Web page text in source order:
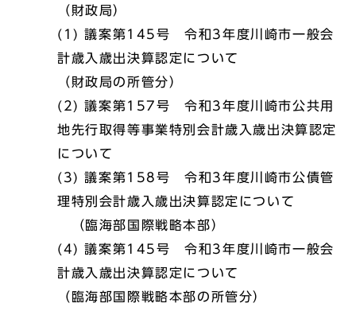
（財政局）
(1) 議案第145号 令和3年度川崎市一般会
計歳入歳出決算認定について
（財政局の所管分）
(2) 議案第157号 令和3年度川崎市公共用
地先行取得等事業特別会計歳入歳出決算認定
について
(3) 議案第158号 令和3年度川崎市公債管
理特別会計歳入歳出決算認定について
（臨海部国際戦略本部）
(4) 議案第145号 令和3年度川崎市一般会
計歳入歳出決算認定について
（臨海部国際戦略本部の所管分）